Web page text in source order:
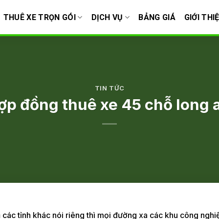
THUÊ XE TRỌN GÓI DỊCH VỤ BẢNG GIÁ GIỚI
TIN TỨC
đồng thuê xe 45 chỗ long
tỉnh khác nói riêng thì mọi đường xa các khu công